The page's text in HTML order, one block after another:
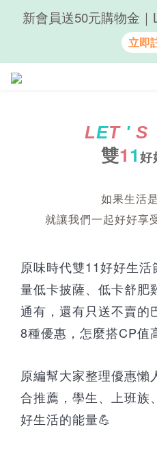
隨心享受｜貝果任選
新會員送50元購物金
LET' S
雙11好
如果生活
就讓我們一起好好享
原味時代雙11好好生
量低卡披薩、低卡舒肥
通有，還有只送不賣的
8種優惠，怎麼搭CP值
原編幫大家整理優惠懶
合推薦，學生、上班族
好生活的能量💪